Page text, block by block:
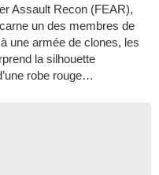
Assault Recon (FEAR),
un des membres de
une armée de clones, les
la silhouette
robe rouge…